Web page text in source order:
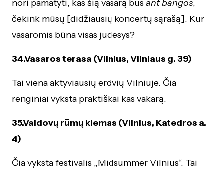
nori pamatyti, kas šią vasarą bus ant bangos,
čekink mūsų [didžiausių koncertų sąrašą]. Kur
vasaromis būna visas judesys?
34.Vasaros terasa (Vilnius, Vilniaus g. 39)
Tai viena aktyviausių erdvių Vilniuje. Čia
renginiai vyksta praktiškai kas vakarą.
35.Valdovų rūmų kiemas (Vilnius, Katedros a.
4)
Čia vyksta festivalis „Midsummer Vilnius“. Tai